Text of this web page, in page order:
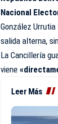
Nacional
González
salida alterna,
La Cancillería
viene
Leer Más